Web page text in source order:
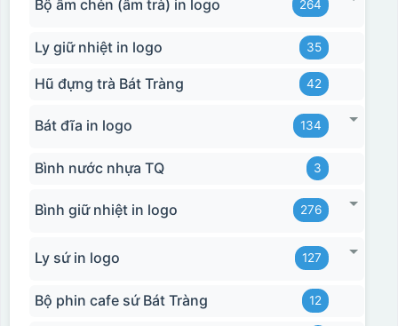
Hộp xi ly sứ
Bộ ấm chén (ấm trà) in logo 264
Ly giữ nhiệt in logo 35
Hũ đựng trà Bát Tràng 42
Bát đĩa in logo 134
Bình nước nhựa TQ 3
Bình giữ nhiệt in logo 276
Ly sứ in logo 127
Bộ phin cafe sứ Bát Tràng 12